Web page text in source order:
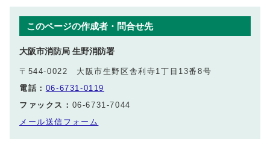
このページの作成者・問合せ先
大阪市消防局 生野消防署
〒544-0022 大阪市生野区舎利寺1丁目13番8号
電話： 06-6731-0119
ファックス： 06-6731-7044
メール送信フォーム